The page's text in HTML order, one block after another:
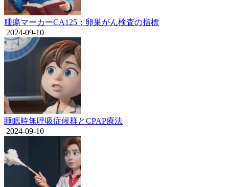
腫瘍マーカーCA125：卵巣がん検査の指標
2024-09-10
睡眠時無呼吸症候群とCPAP療法
2024-09-10